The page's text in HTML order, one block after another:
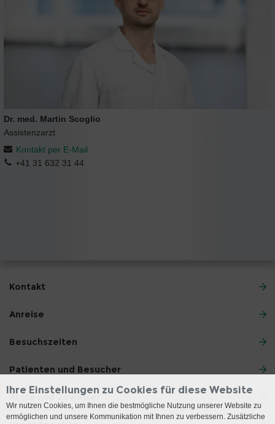
Dr. med. Martin Scoglio
Assistenzarzt
Kontakt per E-Mail
+41 31 632 31 44
Kontakt
Anreise
Besuchszeiten
Patienten und Besucher
Ärzte und Zuweiser
Ihre Einstellungen zu Cookies für diese Website
Wir nutzen Cookies, um Ihnen die bestmögliche Nutzung unserer Website zu
ermöglichen und unsere Kommunikation mit Ihnen zu verbessern. Zusätzliche